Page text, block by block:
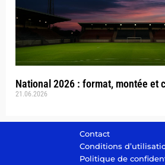
National 2026 : format, montée et
21.06.2026
Contact
Conditions
Politique de